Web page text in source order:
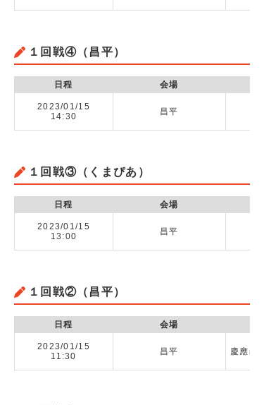
１回戦④（昌平）
日程 会場
2023/01/15
14:30
昌平
１回戦③（くまぴあ）
日程 会場
2023/01/15
13:00
昌平
１回戦②（昌平）
日程 会場
2023/01/15
11:30
昌平 慶應義